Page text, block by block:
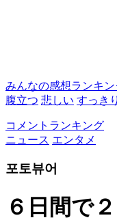
みんなの感想ランキン
腹立つ 悲しい すっきり
コメントランキング
ニュース エンタメ
포토뷰어
６日間で